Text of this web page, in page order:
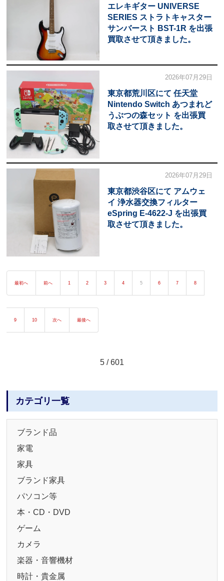
エレキギター UNIVERSE
SERIES ストラトキャスター
サンバースト BST-1R を出張
買取させて頂きました。
2026年07月29日
東京都荒川区にて 任天堂
Nintendo Switch あつまれど
うぶつの森セット を出張買
取させて頂きました。
2026年07月29日
東京都渋谷区にて アムウェ
イ 浄水器交換フィルター
eSpring E-4622-J を出張買
取させて頂きました。
最初へ 前へ 1 2 3 4 5 6 7 8
9 10 次へ 最後へ
5 / 601
カテゴリ一覧
ブランド品
家電
家具
ブランド家具
パソコン等
本・CD・DVD
ゲーム
カメラ
楽器・音響機材
時計・貴金属